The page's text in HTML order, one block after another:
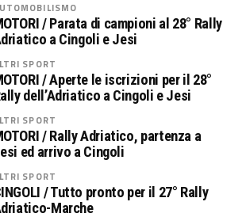
/ Parata di campioni al 28° Rally
a Cingoli e Jesi
SPORT
/ Aperte le iscrizioni per il 28°
dell’Adriatico a Cingoli e Jesi
SPORT
/ Rally Adriatico, partenza a
ed arrivo a Cingoli
SPORT
/ Tutto pronto per il 27° Rally
Marche